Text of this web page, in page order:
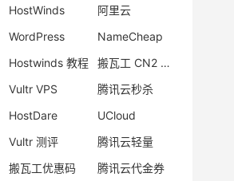
HostWinds
阿里云
WordPress
NameCheap
Hostwinds 教程
搬瓦工 CN2 GIA
Vultr VPS
腾讯云秒杀
HostDare
UCloud
Vultr 测评
腾讯云轻量
搬瓦工优惠码
腾讯云代金券